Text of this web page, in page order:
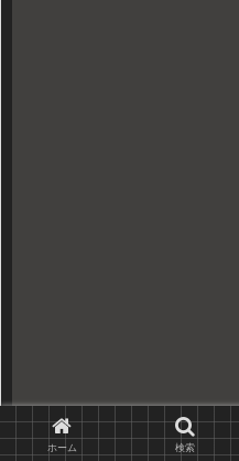
ホーム 検索